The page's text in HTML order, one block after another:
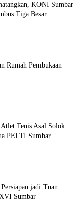
KONI Sumbar
Tiga Besar
Rumah Pembukaan
Tenis Asal Solok
PELTI Sumbar
jadi Tuan
Sumbar